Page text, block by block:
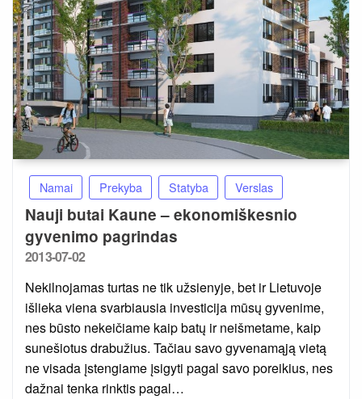
Namai Prekyba Statyba Verslas
Nauji butai Kaune – ekonomiškesnio
gyvenimo pagrindas
Posted
2013-07-02
Nekilnojamas turtas ne tik užsienyje, bet ir Lietuvoje
išlieka viena svarbiausia investicija mūsų gyvenime,
nes būsto nekeičiame kaip batų ir neišmetame, kaip
sunešiotus drabužius. Tačiau savo gyvenamąją vietą
ne visada įstengiame įsigyti pagal savo poreikius, nes
dažnai tenka rinktis pagal…